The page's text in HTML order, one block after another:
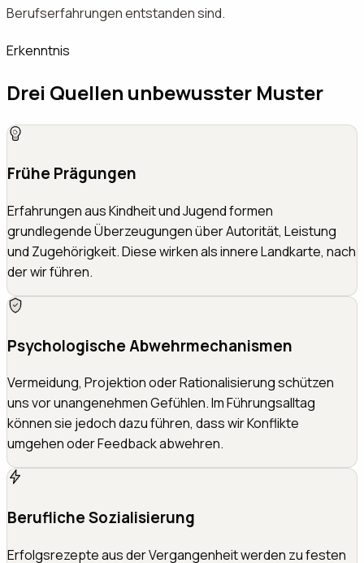
Berufserfahrungen entstanden sind.
Erkenntnis
Drei Quellen unbewusster Muster
Frühe Prägungen
Erfahrungen aus Kindheit und Jugend formen
grundlegende Überzeugungen über Autorität, Leistung
und Zugehörigkeit. Diese wirken als innere Landkarte, nach
der wir führen.
Psychologische Abwehrmechanismen
Vermeidung, Projektion oder Rationalisierung schützen
uns vor unangenehmen Gefühlen. Im Führungsalltag
können sie jedoch dazu führen, dass wir Konflikte
umgehen oder Feedback abwehren.
Berufliche Sozialisierung
Erfolgsrezepte aus der Vergangenheit werden zu festen